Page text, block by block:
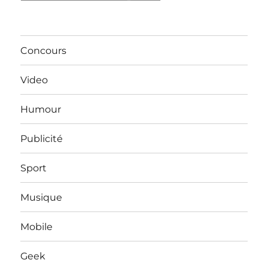
Concours
Video
Humour
Publicité
Sport
Musique
Mobile
Geek